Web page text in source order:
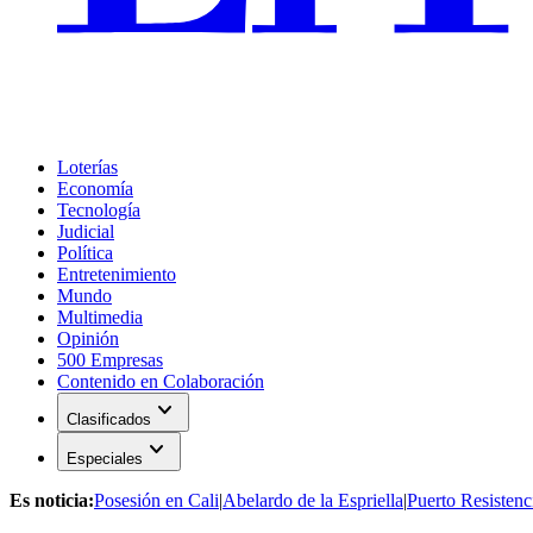
Loterías
Economía
Tecnología
Judicial
Política
Entretenimiento
Mundo
Multimedia
Opinión
500 Empresas
Contenido en Colaboración
Clasificados expand_more
Especiales expand_more
Es noticia:Posesión en Cali|Abelardo de la Espriella|Puerto